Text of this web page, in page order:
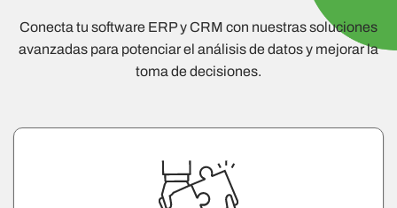
Conecta tu software ERP y CRM con nuestras soluciones
avanzadas para potenciar el análisis de datos y mejorar la
toma de decisiones.